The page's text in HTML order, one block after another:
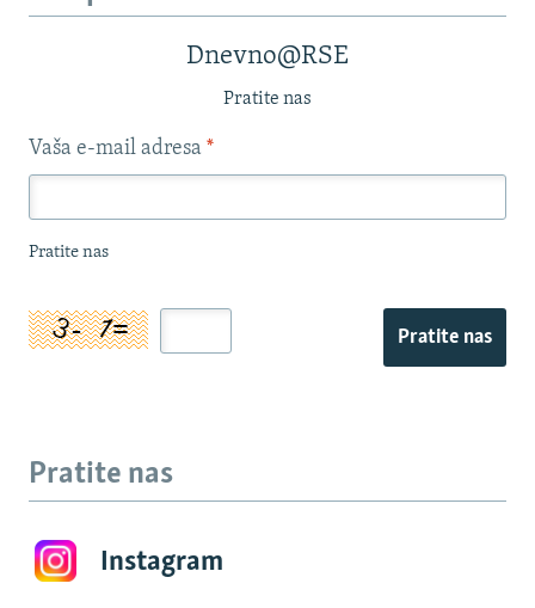
Dnevno@RSE
Pratite nas
Vaša e-mail adresa *
Pratite nas
Pratite nas
Pratite nas
Instagram